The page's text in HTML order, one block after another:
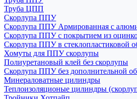
Труба ЦПП
Скорлупа ППУ
Скорлупа ППУ Армированная с
Скорлупа ППУ с покрытием из
Скорлупа ППУ в стеклопластиковой
Хомуты для ППУ скорлупы
Полиуретановый клей без скорлупы
Скорлупа ППУ без дополнительной
Минераловатные цилиндры
Теплоизоляционые цилиндры